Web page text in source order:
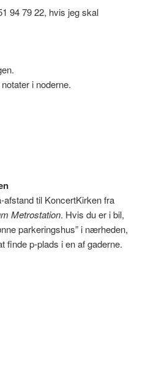
94 79 22, hvis jeg skal
i noderne.
til KoncertKirken fra
Metrostation. Hvis du er i bil,
parkeringshus” i nærheden,
finde p-plads i en af gaderne.